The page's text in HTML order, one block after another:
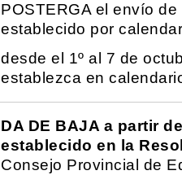
POSTERGA el envío
establecido por
desde el 1º al 7 de
establezca en
DA DE BAJA a partir
establecido en la
Consejo Provincial de